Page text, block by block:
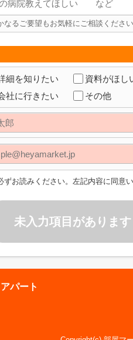
なるご要望もお気軽にご相談ください
細を知りたい 資料がほし
社に行きたい
その他
ずお読みください。左記内容に同意
未入力項目があります
パート